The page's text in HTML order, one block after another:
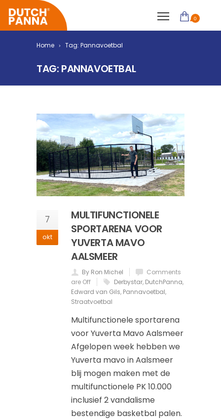
0
Home Tag: Pannavoetbal
TAG: PANNAVOETBAL
7
okt
MULTIFUNCTIONELE
SPORTARENA VOOR
YUVERTA MAVO
AALSMEER
By Ron Michel
Comments
are Off
Derbystar, DutchPanna,
Edward van Gils, Pannavoetbal,
Straatvoetbal
Multifunctionele sportarena
voor Yuverta Mavo Aalsmeer
Afgelopen week hebben we
Yuverta mavo in Aalsmeer
blij mogen maken met de
multifunctionele PK 10.000
inclusief 2 vandalisme
bestendige basketbal palen.